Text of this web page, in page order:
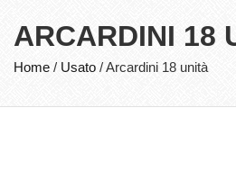
ARCARDINI 18
Home / Usato /Arcardini 18 unità